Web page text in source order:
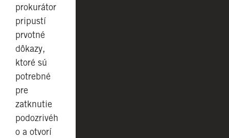
prokurátor
pripustí
prvotné
dôkazy,
ktoré sú
potrebné
pre
zatknutie
podozrivéh
o a otvorí